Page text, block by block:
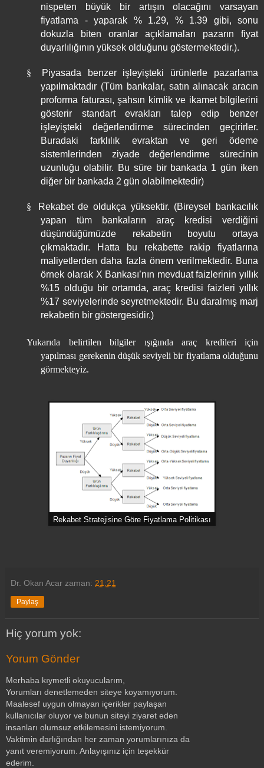
nispeten büyük bir artışın olacağını varsayan
fiyatlama - yaparak % 1.29, % 1.39 gibi, sonu
dokuzla biten oranlar açıklamaları pazarın fiyat
duyarlılığının yüksek olduğunu göstermektedir.).
§
Piyasada benzer işleyişteki ürünlerle pazarlama
yapılmaktadır (Tüm bankalar, satın alınacak aracın
proforma faturası, şahsın kimlik ve ikamet bilgilerini
gösterir standart evrakları talep edip benzer
işleyişteki değerlendirme sürecinden geçirirler.
Buradaki farklılık evraktan ve geri ödeme
sistemlerinden ziyade değerlendirme sürecinin
uzunluğu olabilir. Bu süre bir bankada 1 gün iken
diğer bir bankada 2 gün olabilmektedir)
§
Rekabet de oldukça yüksektir. (Bireysel bankacılık
yapan tüm bankaların araç kredisi verdiğini
düşündüğümüzde rekabetin boyutu ortaya
çıkmaktadır. Hatta bu rekabette rakip fiyatlarına
maliyetlerden daha fazla önem verilmektedir. Buna
örnek olarak X Bankası’nın mevduat faizlerinin yıllık
%15 olduğu bir ortamda, araç kredisi faizleri yıllık
%17 seviyelerinde seyretmektedir. Bu daralmış marj
rekabetin bir göstergesidir.)
Yukarıda belirtilen bilgiler ışığında araç kredileri için
yapılması gerekenin düşük seviyeli bir fiyatlama olduğunu
görmekteyiz.
Rekabet Stratejisine Göre Fiyatlama Politikası
Dr. Okan Acar zaman: 21:21
Paylaş
Hiç yorum yok:
Yorum Gönder
Merhaba kıymetli okuyucularım,
Yorumları denetlemeden siteye koyamıyorum.
Maalesef uygun olmayan içerikler paylaşan
kullanıcılar oluyor ve bunun siteyi ziyaret eden
insanları olumsuz etkilemesini istemiyorum.
Vaktimin darlığından her zaman yorumlarınıza da
yanıt veremiyorum. Anlayışınız için teşekkür
ederim.